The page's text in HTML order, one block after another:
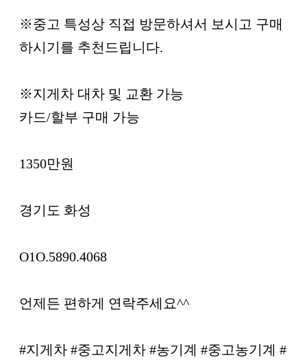
※중고 특성상 직접 방문하셔서 보시고 구매
하시기를 추천드립니다.
※지게차 대차 및 교환 가능
카드/할부 구매 가능
1350만원
경기도 화성
O1O.5890.4068
언제든 편하게 연락주세요^^
#지게차 #중고지게차 #농기계 #중고농기계 #